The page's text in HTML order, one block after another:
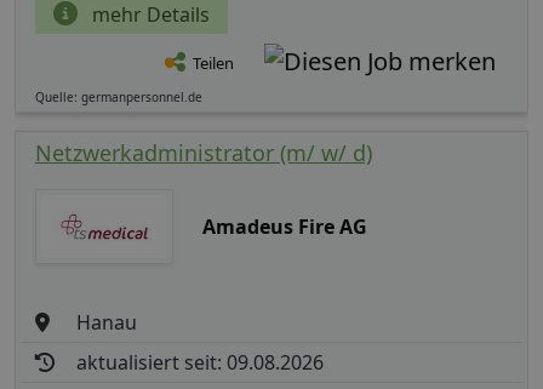
mehr Details
Teilen
Quelle: germanpersonnel.de
Netzwerkadministrator (m/ w/ d)
Amadeus Fire AG
Hanau
aktualisiert seit: 09.08.2026